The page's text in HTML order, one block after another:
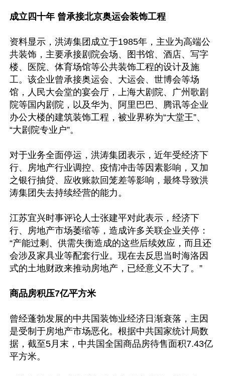
成立四十年 曾承接北京奥运会装饰工程
资料显示，洪涛集团成立于1985年，主业为高端公
共装饰，主要承接剧院会场、图书馆、酒店、写字
楼、医院、体育场馆等公共装饰工程的设计及施
工。该企业曾承接奥运会、大运会、世博会等场
馆，人民大会堂的宴会厅，上海大剧院、广州歌剧
院等国内剧院，以及华为、阿里巴巴、腾讯等企业
办公大楼的建筑装饰工程，被业界称为“大堂王”、
“大剧院专业户”。
对于业务全面停运，洪涛集团表示，近年受经济下
行、房地产行业调控、疫情冲击等因素影响，又加
之银行抽贷、应收账款回笼差等影响，最终导致洪
涛集团失去持续经营的能力。
江苏宜兴时事评论人士张建平对此表示，经济下
行、房地产市场萎缩等，造成许多关联企业关停：
“产能过剩、供需失衡造成的这些后续效应，而且还
会涉及家具业等配套行业。现在去反思当时海洛因
式的土地财政来推动房地产，已经意义不大了。”
商品房积压7亿平方米
曾经蓬勃发展的中共国装饰业经济日渐衰落，主因
是受制于房地产市场恶化。根据中共国家统计局数
据，截至5月末，中共国全国商品房待售面积7.43亿
平方米。